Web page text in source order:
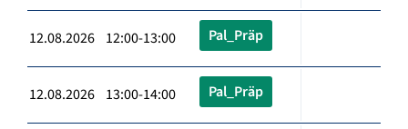
12.08.2026 12:00-13:00 Pal_Präp
12.08.2026 13:00-14:00 Pal_Präp